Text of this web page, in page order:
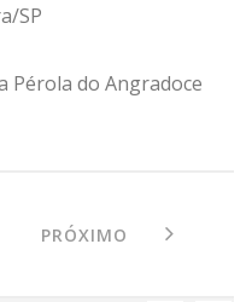
SP
Pérola do Angradoce
PRÓXIMO